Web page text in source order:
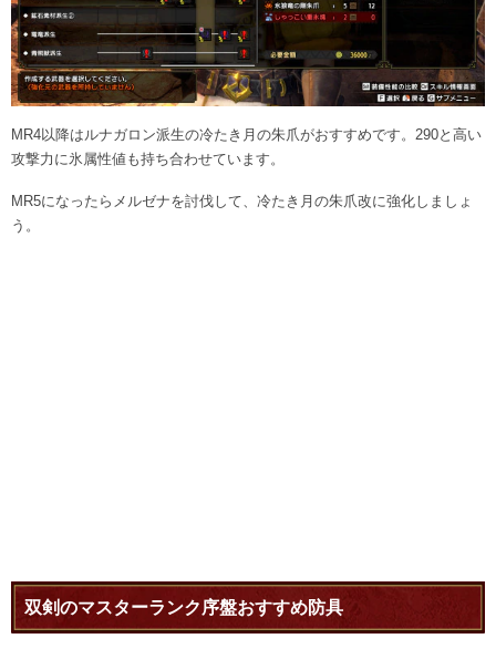
MR4以降はルナガロン派生の冷たき月の朱爪がおすすめです。290と高い
攻撃力に氷属性値も持ち合わせています。
MR5になったらメルゼナを討伐して、冷たき月の朱爪改に強化しましょ
う。
双剣のマスターランク序盤おすすめ防具